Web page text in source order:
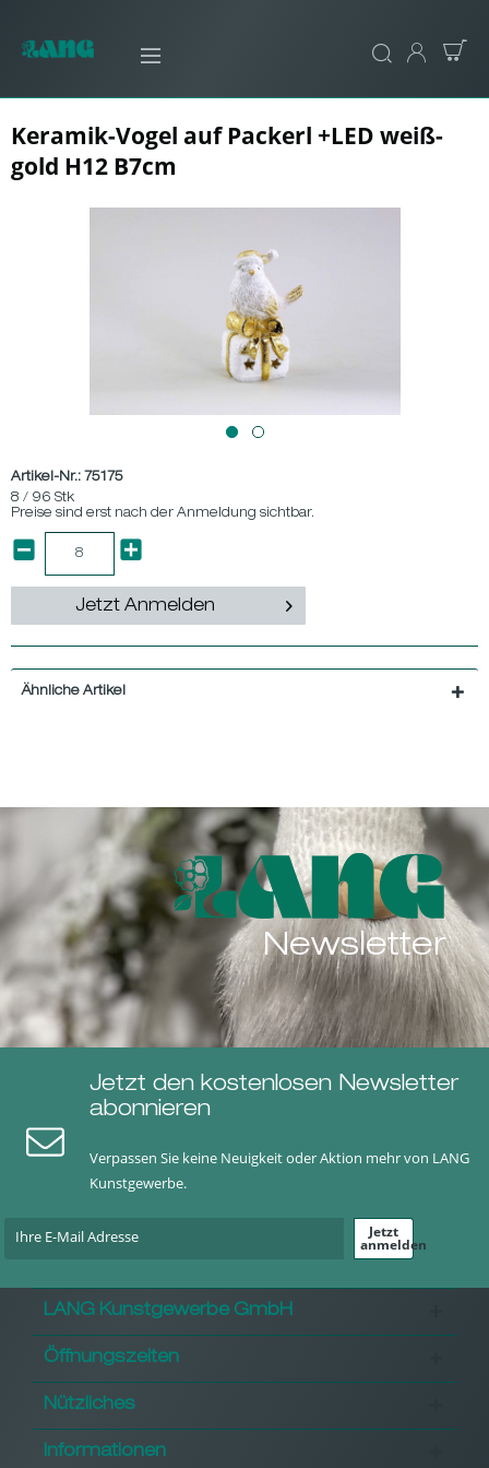
Keramik-Vogel auf Packerl +LED weiß-
gold H12 B7cm
Artikel-Nr.: 75175
8 / 96 Stk
Preise sind erst nach der Anmeldung sichtbar.
Jetzt Anmelden
Ähnliche Artikel
Newsletter
Jetzt den kostenlosen Newsletter
abonnieren
Verpassen Sie keine Neuigkeit oder Aktion mehr von LANG
Kunstgewerbe.
Jetzt
anmelden
LANG Kunstgewerbe GmbH
Öffnungszeiten
Nützliches
Informationen